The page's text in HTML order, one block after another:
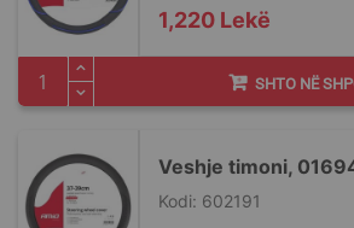
1,220 Lekë
SHTO NË
Veshje timoni,
Kodi: 602191